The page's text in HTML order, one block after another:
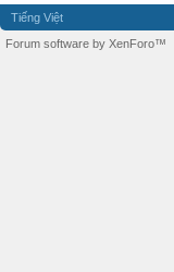
Tiếng Việt
Forum software by XenForo™